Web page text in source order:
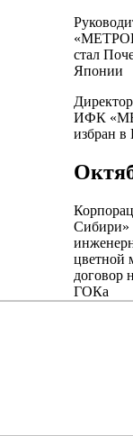
стал
Японии
ИФК
избран
Сибири»
цветной
договор
ГОКа